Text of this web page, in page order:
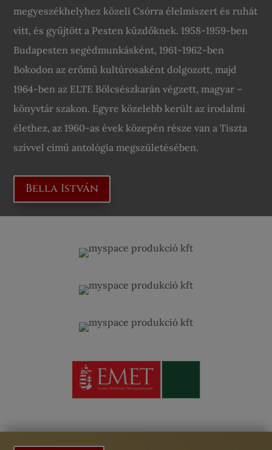
megyeszékhelyhez közeli Csórra élelmiszert és ruhát
vitt, és gyűjtött a Pesten küzdőknek. 1958-1959-ben
Budapesten segédmunkásként, 1961-1962-ben
Bokodon az erőmű kultúrosaként dolgozott, majd
1964-ben az ELTE Bölcsészkarán végzett, magyar –
könyvtár szakon. Egyre közelebb került az irodalmi
élethez, az 1960-as évek közepén része van a Tiszta
szívvel című antológia megszületésében.
Bella István